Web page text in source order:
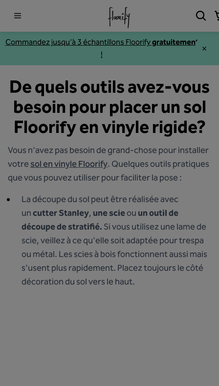
Commandez jusqu'à 3 échantillons Floorifygratuitement
!
De quels outils avez-vous
besoin pour placer un sol
Floorify en vinyle rigide?
Vous n'avez pas besoin de grand-chose pour installer
votresol en vinyle Floorify. Quelques outils pratiques
que vous pouvez utiliser pour faciliter la pose :
La découpe du sol peut être réalisée avec
uncutter Stanley, une scieou un outil de
découpe de stratifié. Si vous utilisez une lame de
scie, veillez à ce qu'elle soit adaptée pour trespa
ou métal. Les scies à bois fonctionnent aussi mais
s'usent plus rapidement. Placez toujours le côté
décoration du sol vers le haut.